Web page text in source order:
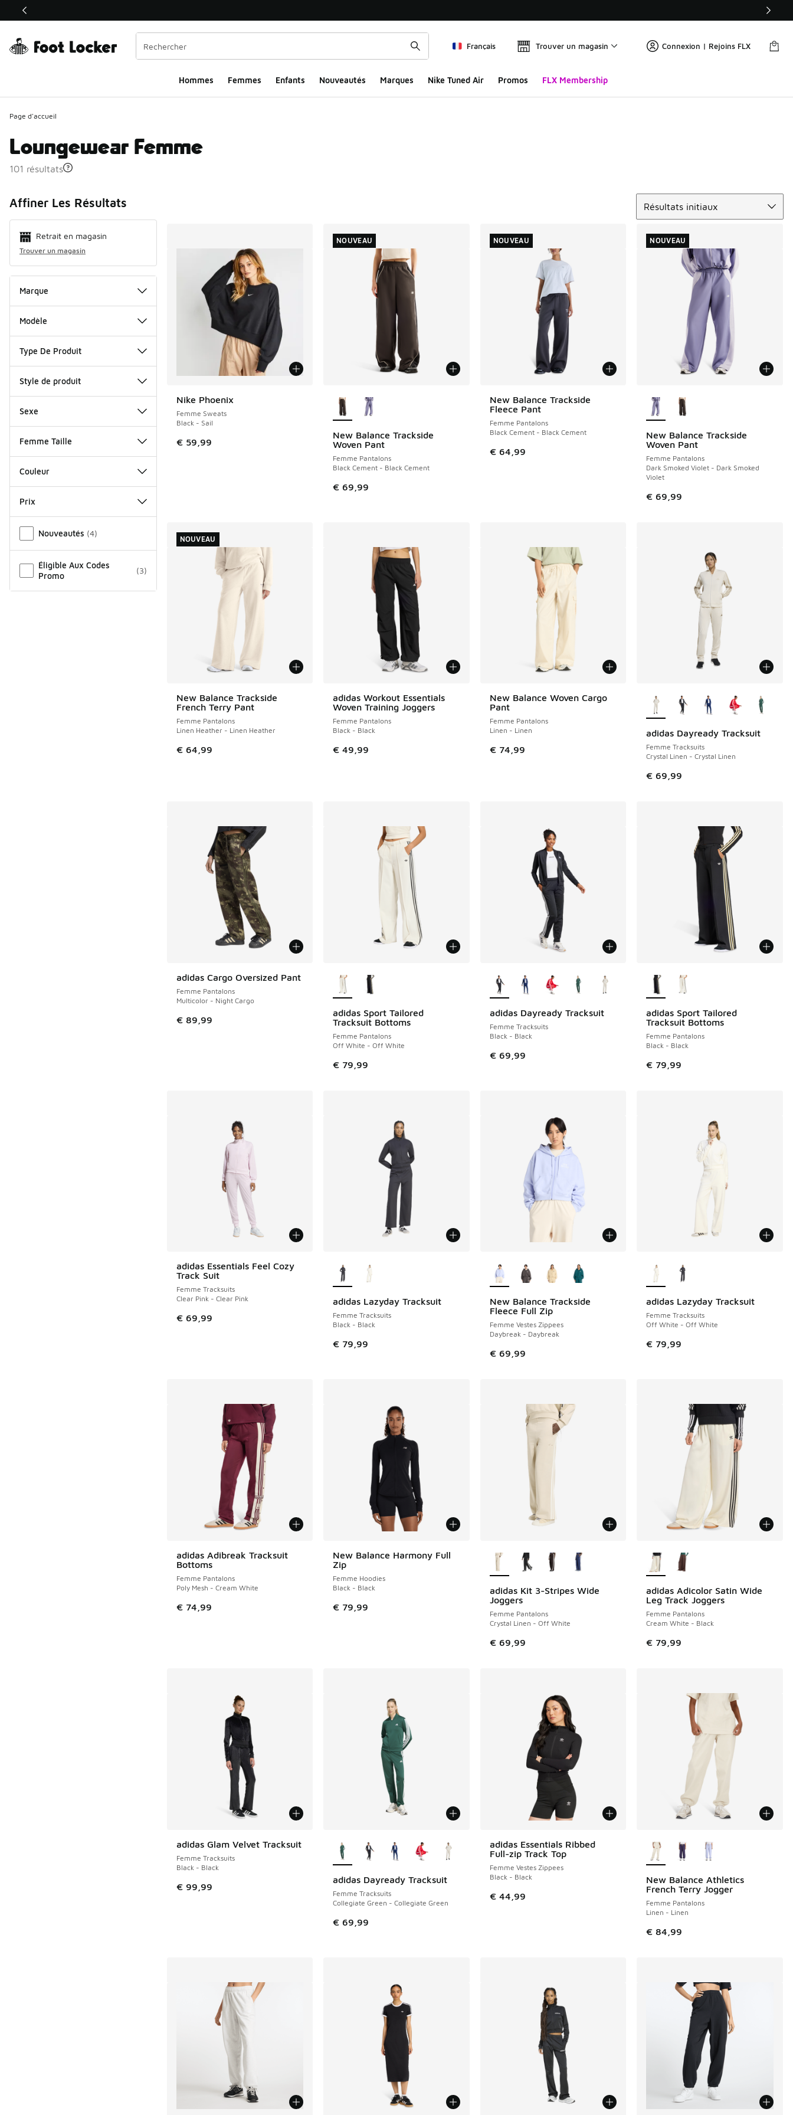
Ce lien ouvrira une nouvelle fenêtre
Français Trouver un magasin Connexion | Rejoins FLX
Hommes​ Femmes Enfants Nouveautés Marques Nike Tuned Air Promos FLX Membership
Page d'accueil
Loungewear Femme
101 résultats
Affiner Les Résultats
Retrait en magasin
Trouver un magasin
Marque
Modèle
Type De Produit
Style de produit
Sexe
Femme Taille
Couleur
Prix
Nouveautés (4)
Éligible Aux Codes
Promo
(3)
Résultats initiaux
Nike Phoenix
Femme Sweats
Black - Sail
€ 59,99
New Balance Trackside
Woven Pant
Femme Pantalons
Black Cement - Black Cement
€ 69,99
NOUVEAU
NOUVEAU
New Balance Trackside
Fleece Pant
Femme Pantalons
Black Cement - Black Cement
€ 64,99
NOUVEAU
NOUVEAU
New Balance Trackside
Woven Pant
Femme Pantalons
Dark Smoked Violet - Dark Smoked
Violet
€ 69,99
NOUVEAU
NOUVEAU
New Balance Trackside
French Terry Pant
Femme Pantalons
Linen Heather - Linen Heather
€ 64,99
NOUVEAU
NOUVEAU
adidas Workout Essentials
Woven Training Joggers
Femme Pantalons
Black - Black
€ 49,99
New Balance Woven Cargo
Pant
Femme Pantalons
Linen - Linen
€ 74,99
adidas Dayready Tracksuit
Femme Tracksuits
Crystal Linen - Crystal Linen
€ 69,99
adidas Cargo Oversized Pant
Femme Pantalons
Multicolor - Night Cargo
€ 89,99
adidas Sport Tailored
Tracksuit Bottoms
Femme Pantalons
Off White - Off White
€ 79,99
adidas Dayready Tracksuit
Femme Tracksuits
Black - Black
€ 69,99
adidas Sport Tailored
Tracksuit Bottoms
Femme Pantalons
Black - Black
€ 79,99
adidas Essentials Feel Cozy
Track Suit
Femme Tracksuits
Clear Pink - Clear Pink
€ 69,99
adidas Lazyday Tracksuit
Femme Tracksuits
Black - Black
€ 79,99
New Balance Trackside
Fleece Full Zip
Femme Vestes Zippees
Daybreak - Daybreak
€ 69,99
adidas Lazyday Tracksuit
Femme Tracksuits
Off White - Off White
€ 79,99
adidas Adibreak Tracksuit
Bottoms
Femme Pantalons
Poly Mesh - Cream White
€ 74,99
New Balance Harmony Full
Zip
Femme Hoodies
Black - Black
€ 79,99
adidas Kit 3-Stripes Wide
Joggers
Femme Pantalons
Crystal Linen - Off White
€ 69,99
adidas Adicolor Satin Wide
Leg Track Joggers
Femme Pantalons
Cream White - Black
€ 79,99
adidas Glam Velvet Tracksuit
Femme Tracksuits
Black - Black
€ 99,99
adidas Dayready Tracksuit
Femme Tracksuits
Collegiate Green - Collegiate Green
€ 69,99
adidas Essentials Ribbed
Full-zip Track Top
Femme Vestes Zippees
Black - Black
€ 44,99
New Balance Athletics
French Terry Jogger
Femme Pantalons
Linen - Linen
€ 84,99